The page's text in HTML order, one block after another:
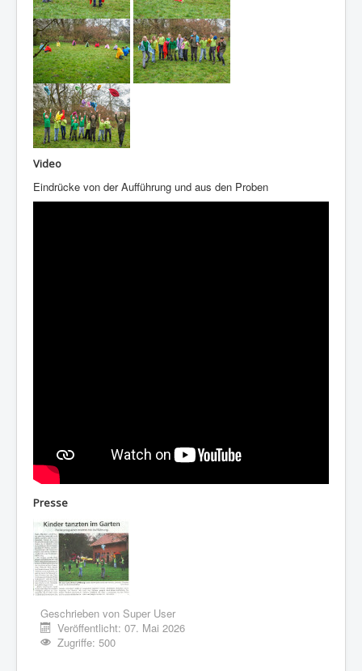
Video
Eindrücke von der Aufführung und aus den Proben
Presse
Geschrieben von Super User
Veröffentlicht: 07. Mai 2026
Zugriffe: 500